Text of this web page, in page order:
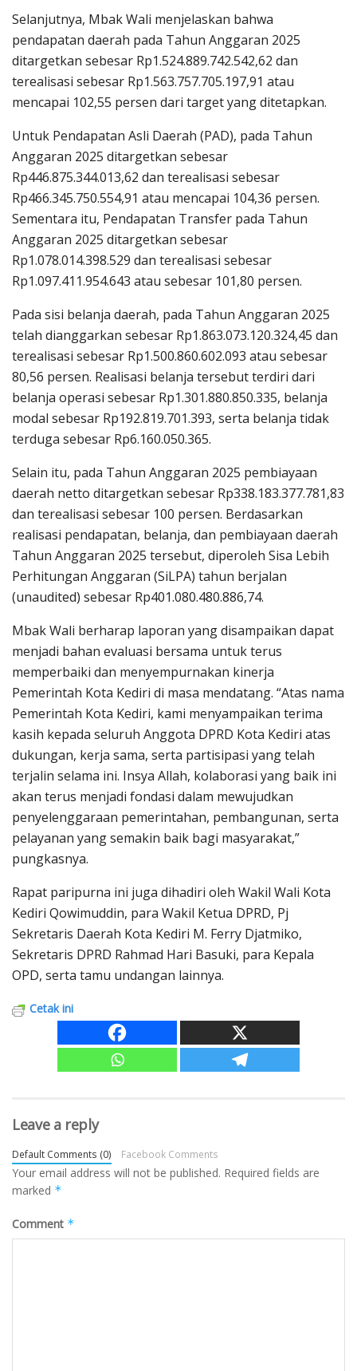
Selanjutnya, Mbak Wali menjelaskan bahwa
pendapatan daerah pada Tahun Anggaran 2025
ditargetkan sebesar Rp1.524.889.742.542,62 dan
terealisasi sebesar Rp1.563.757.705.197,91 atau
mencapai 102,55 persen dari target yang ditetapkan.
Untuk Pendapatan Asli Daerah (PAD), pada Tahun
Anggaran 2025 ditargetkan sebesar
Rp446.875.344.013,62 dan terealisasi sebesar
Rp466.345.750.554,91 atau mencapai 104,36 persen.
Sementara itu, Pendapatan Transfer pada Tahun
Anggaran 2025 ditargetkan sebesar
Rp1.078.014.398.529 dan terealisasi sebesar
Rp1.097.411.954.643 atau sebesar 101,80 persen.
Pada sisi belanja daerah, pada Tahun Anggaran 2025
telah dianggarkan sebesar Rp1.863.073.120.324,45 dan
terealisasi sebesar Rp1.500.860.602.093 atau sebesar
80,56 persen. Realisasi belanja tersebut terdiri dari
belanja operasi sebesar Rp1.301.880.850.335, belanja
modal sebesar Rp192.819.701.393, serta belanja tidak
terduga sebesar Rp6.160.050.365.
Selain itu, pada Tahun Anggaran 2025 pembiayaan
daerah netto ditargetkan sebesar Rp338.183.377.781,83
dan terealisasi sebesar 100 persen. Berdasarkan
realisasi pendapatan, belanja, dan pembiayaan daerah
Tahun Anggaran 2025 tersebut, diperoleh Sisa Lebih
Perhitungan Anggaran (SiLPA) tahun berjalan
(unaudited) sebesar Rp401.080.480.886,74.
Mbak Wali berharap laporan yang disampaikan dapat
menjadi bahan evaluasi bersama untuk terus
memperbaiki dan menyempurnakan kinerja
Pemerintah Kota Kediri di masa mendatang. “Atas nama
Pemerintah Kota Kediri, kami menyampaikan terima
kasih kepada seluruh Anggota DPRD Kota Kediri atas
dukungan, kerja sama, serta partisipasi yang telah
terjalin selama ini. Insya Allah, kolaborasi yang baik ini
akan terus menjadi fondasi dalam mewujudkan
penyelenggaraan pemerintahan, pembangunan, serta
pelayanan yang semakin baik bagi masyarakat,”
pungkasnya.
Rapat paripurna ini juga dihadiri oleh Wakil Wali Kota
Kediri Qowimuddin, para Wakil Ketua DPRD, Pj
Sekretaris Daerah Kota Kediri M. Ferry Djatmiko,
Sekretaris DPRD Rahmad Hari Basuki, para Kepala
OPD, serta tamu undangan lainnya.
Cetak ini
Leave a reply
Default Comments (0) Facebook Comments
Your email address will not be published. Required fields are
marked *
Comment *